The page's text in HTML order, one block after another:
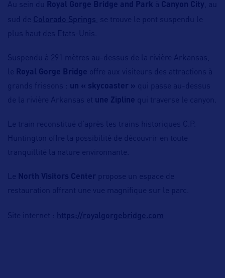
Au sein du Royal Gorge Bridge and Park à Canyon City , au
sud de Colorado Springs , se trouve le pont suspendu le
plus haut des Etats-Unis.
Suspendu à 291 mètres au-dessus de la rivière Arkansas,
le Royal Gorge Bridge offre aux visiteurs des attractions à
grands frissons : un « skycoaster » qui passe au-dessus
de la rivière Arkansas et une Zipline qui traverse le canyon.
Le train reconstitué d’après les trains historiques C.P.
Huntington offre la possibilité de découvrir en toute
tranquillité la nature environnante.
Le North Visitors Center propose un espace de
restauration offrant une vue magnifique sur le parc.
Site internet : https://royalgorgebridge.com